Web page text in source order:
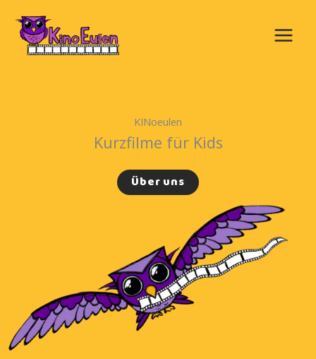
Inhalt
springen
Main
KINoeulen
Kurzfilme für Kids
Über uns